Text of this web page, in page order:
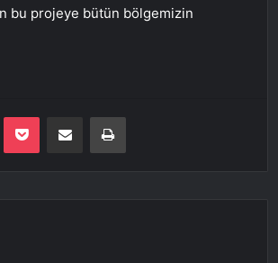
bu projeye bütün bölgemizin
Pocket E-Posta ile paylaş Yazdır